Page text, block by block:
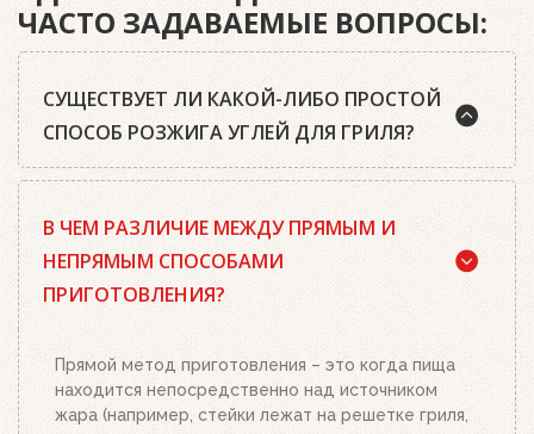
ЧАСТО ЗАДАВАЕМЫЕ ВОПРОСЫ:
СУЩЕСТВУЕТ ЛИ КАКОЙ-ЛИБО ПРОСТОЙ
СПОСОБ РОЗЖИГА УГЛЕЙ ДЛЯ ГРИЛЯ?
качественный древесный уголь или угольные
брикеты Weber, кубики для розжига, а также наш
необходимым количеством угля или брикетов,
решетку для угля и подожгите их. Сверху
поставьте заполненный углем или брикетами
стартер. Больше ничего делать не нужно.
Топливо разгорится полностью за 20-30 минут, в
В ЧЕМ РАЗЛИЧИЕ МЕЖДУ ПРЯМЫМ И
НЕПРЯМЫМ СПОСОБАМИ
ПРИГОТОВЛЕНИЯ?
Прямой метод приготовления – это когда пища
находится непосредственно над источником
жара (например, стейки лежат на решетке гриля,